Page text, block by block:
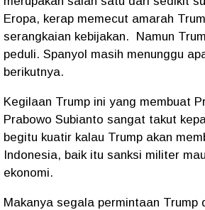
Eropa, kerap memecut amarah
serangkaian kebijakan.
Namun
peduli. Spanyol masih menunggu
berikutnya.
Kegilaan Trump ini yang membuat
Prabowo Subianto sangat takut
begitu kuatir kalau Trump akan
Indonesia, baik itu sanksi militer
ekonomi.
Makanya segala permintaan Trump